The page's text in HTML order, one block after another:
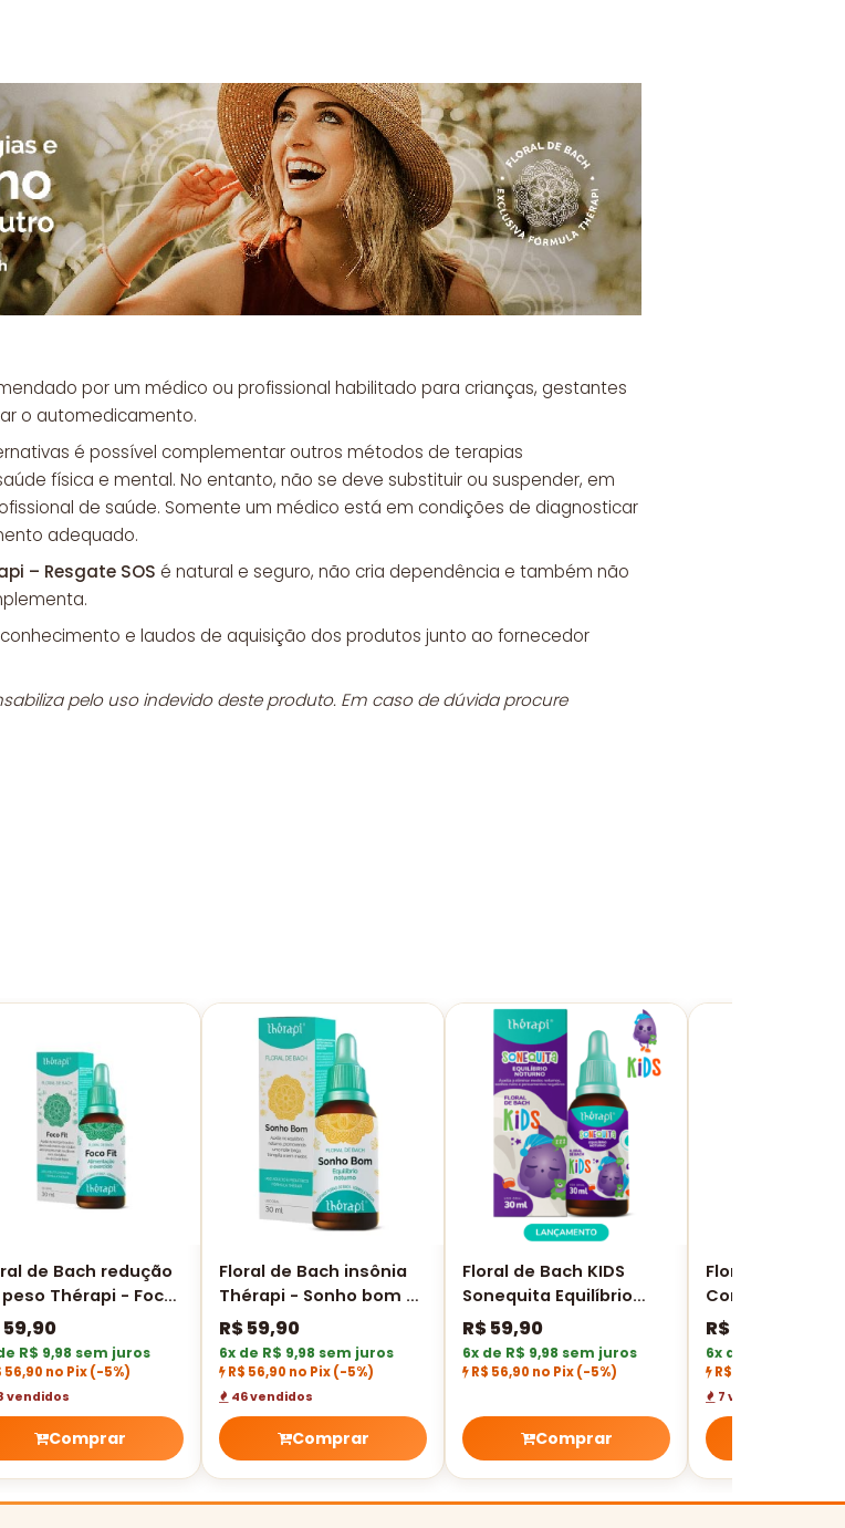
por um médico ou profissional habilitado para crianças, gestantes
o automedicamento.
é possível complementar outros métodos de terapias
física e mental. No entanto, não se deve substituir ou suspender, em
de saúde. Somente um médico está em condições de diagnosticar
adequado.
– Resgate SOS é natural e seguro, não cria dependência e também não
e laudos de aquisição dos produtos junto ao fornecedor
pelo uso indevido deste produto. Em caso de dúvida procure
de Bach redução
Thérapi - Foco-
ML
59,90
R$ 9,98 sem juros
56,90 no Pix(-5%)
vendidos
Comprar
Floral de Bach insônia
Thérapi - Sonho bom 30
ML
R$59,90
6x de R$ 9,98 sem juros
R$ 56,90 no Pix(-5%)
46 vendidos
Comprar
Floral de Bach KIDS
Sonequita Equilíbrio
Noturno 30 ML
R$59,90
6x de R$ 9,98 sem juros
R$ 56,90 no Pix(-5%)
Comprar
Floral de Bach
Corágenis
Coragem e
30 ML
R$
6x de R$ 9,98 sem
R$ 56,90 no Pix
7 vendidos